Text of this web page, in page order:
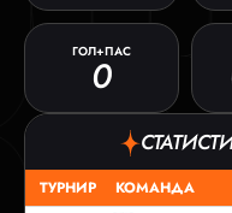
ГОЛ+ПАС
0
ТУРНИР КОМАНДА